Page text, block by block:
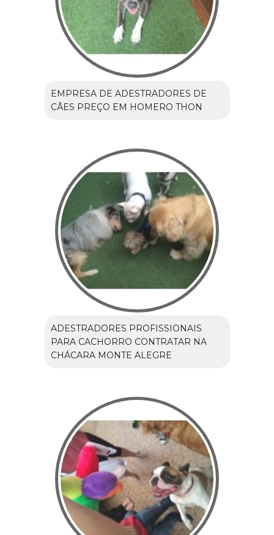
EMPRESA DE ADESTRADORES DE
CÃES PREÇO EM HOMERO THON
ADESTRADORES PROFISSIONAIS
PARA CACHORRO CONTRATAR NA
CHÁCARA MONTE ALEGRE